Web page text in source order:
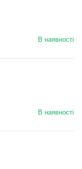
В наявності
В наявності